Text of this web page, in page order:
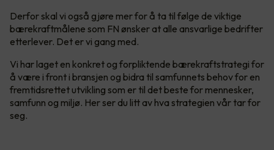
Derfor skal vi også gjøre mer for å ta til følge de viktige
bærekraftmålene som FN ønsker at alle ansvarlige bedrifter
etterlever. Det er vi gang med.
Vi har laget en konkret og forpliktende bærekraftstrategi for
å være i front i bransjen og bidra til samfunnets behov for en
fremtidsrettet utvikling som er til det beste for mennesker,
samfunn og miljø. Her ser du litt av hva strategien vår tar for
seg.